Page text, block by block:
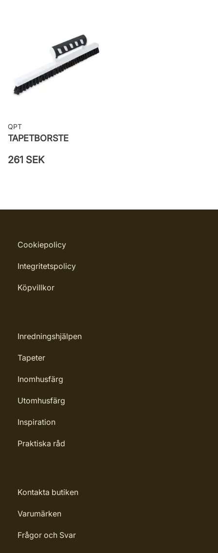
Leverantörens artikelnummer:
29006
QPT
TAPETBORSTE
261 SEK
Cookiepolicy
Integritetspolicy
Köpvillkor
Inredningshjälpen
Tapeter
Inomhusfärg
Utomhusfärg
Inspiration
Praktiska råd
Kontakta butiken
Varumärken
Frågor och Svar